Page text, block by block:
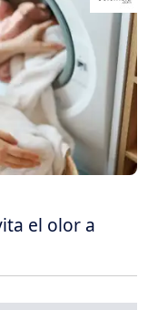
el olor a